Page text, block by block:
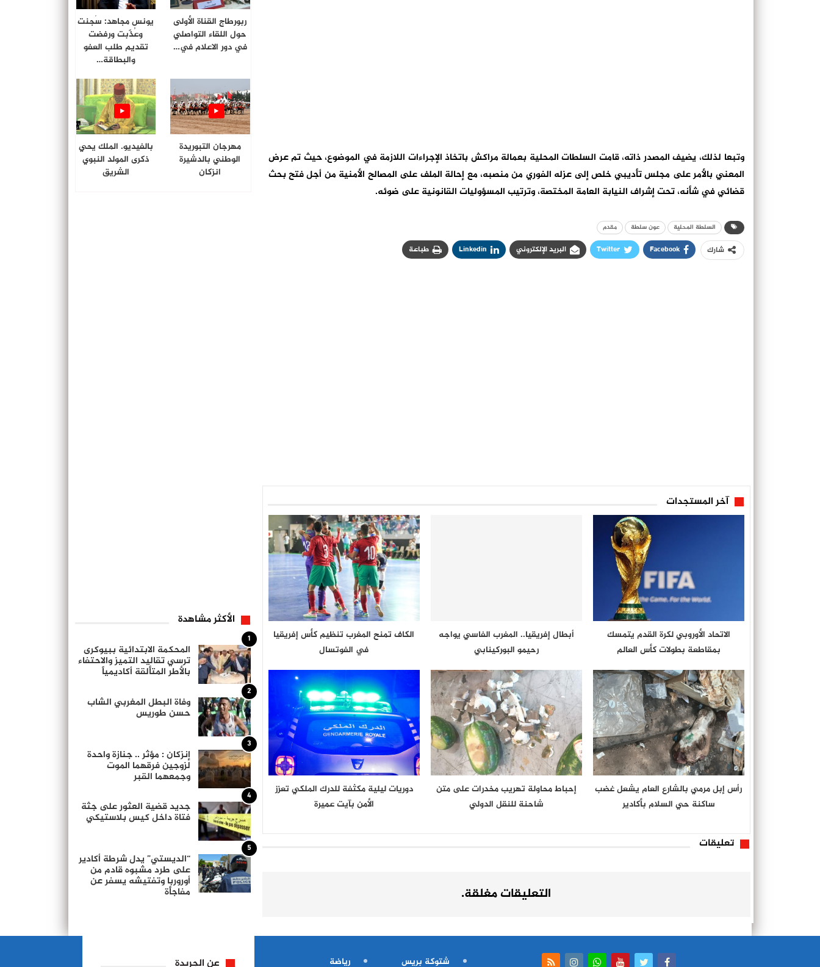
وتبعا لذلك، يضيف المصدر ذاته، قامت السلطات المحلية بعمالة مراكش باتخاذ الإجراءات اللازمة في الموضوع، حيث تم عرض
المعني بالأمر على مجلس تأديبي خلص إلى عزله الفوري من منصبه، مع إحالة الملف على المصالح الأمنية من أجل فتح بحث
قضائي في شأنه، تحت إشراف النيابة العامة المختصة، وترتيب المسؤوليات القانونية على ضوئه.
السلطة المحلية عون سلطة مقدم
شارك Facebook
Twitter البريد الإلكتروني Linkedin طباعة
آخر المستجدات
الاتحاد الأوروبي لكرة القدم يتمسك
بمقاطعة بطولات كأس العالم
أبطال إفريقيا.. المغرب الفاسي يواجه
رحيمو البوركينابي
الكاف تمنح المغرب تنظيم كأس إفريقيا
في الفوتسال
رأس إبل مرمي بالشارع العام يشعل غضب
ساكنة حي السلام بأكادير
إحباط محاولة تهريب مخدرات على متن
شاحنة للنقل الدولي
دوريات ليلية مكثفة للدرك الملكي تعزز
الأمن بآيت عميرة
تعليقات
التعليقات مغلقة.
ربورطاج القناة الأولى
حول اللقاء التواصلي
في دور الاعلام في…
يونس مجاهد: سُجنت
وعُذّبت ورفضت
تقديم طلب العفو
والبطاقة…
مهرجان التبوريدة
الوطني بالدشيرة
انزكان
بالفيديو. الملك يحي
ذكرى المولد النبوي
الشريق
الأكثر مشاهدة
1
المحكمة الابتدائية ببيوكرى
ترسي تقاليد التميز والاحتفاء
بالأطر المتألقة أكاديمياً
2
وفاة البطل المغربي الشاب
حسن طوريس
3
إنزكان : مؤثر .. جنازة واحدة
لزوجين فرقهما الموت
وجمعهما القبر
4
جديد قضية العثور على جثة
فتاة داخل كيس بلاستيكي
5
“الديستي” يدل شرطة أكادير
على طرد مشبوه قادم من
أوروربا وتفتيشه يسفر عن
مفاجأة
شتوكة بريس رياضة عن الجريدة